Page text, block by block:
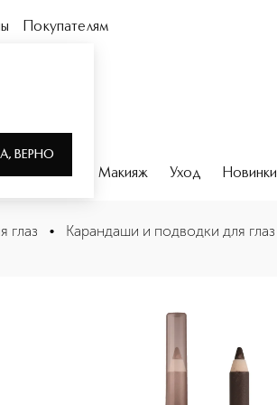
ВЕРНО
Покупателям
Макияж Уход Новинки
с аппликатором
глаз • Карандаши и подводки для глаз